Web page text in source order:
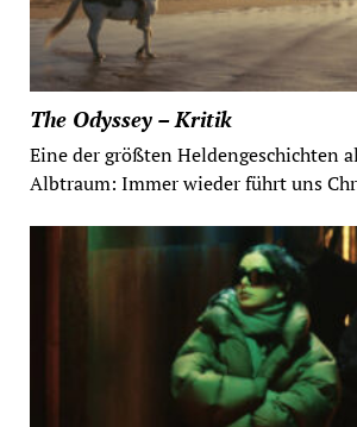
The Odyssey – Kritik
Eine der größten Heldengeschichten
Albtraum: Immer wieder führt uns